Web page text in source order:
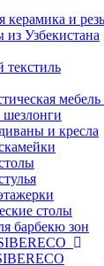
керамика и
Узбекистана
мебель
и кресла
столы
барбекю зон